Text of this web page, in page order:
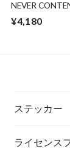
NEVER
Box Doge ライ
スフレーム
¥4,180
ステッカー
ライセンス